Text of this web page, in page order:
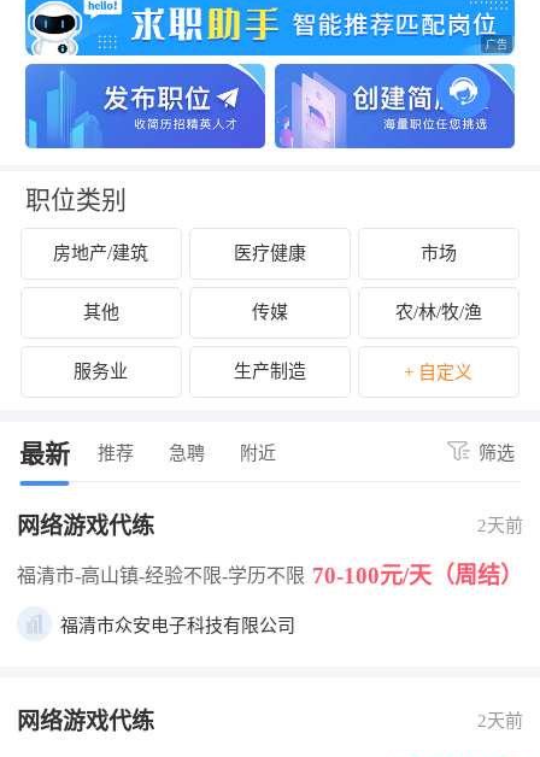
群体就业认定的企业名单的公示
关于开展2024年度企业劳动保障守法诚信
等级评价工作的公告
关于公布2024年度福清市经营性人力资源
服务机构年度报告结果的通知
关于拟拨付2025年2月份福清市失业保险支
持参保职工提升职业技能补贴的公示
关于征集2025年“好年华 聚福州”大学生暑
期社会实践岗位的通知
关于2024年度福清市民办职业培训机构年
检年报情况的公示
关于拟拨付我市2025年3月职业培训 “见证
职位类别
房地产/建筑 医疗健康 市场
其他 传媒 农/林/牧/渔
服务业 生产制造 + 自定义
最新 推荐 急聘 附近 筛选
网络游戏代练 2天前
福清市-高山镇-经验不限-学历不限 70-100元/天（周结）
福清市众安电子科技有限公司
网络游戏代练 2天前